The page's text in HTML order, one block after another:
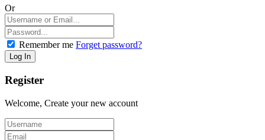
Or
Remember me Forget password?
Register
Welcome, Create your new account